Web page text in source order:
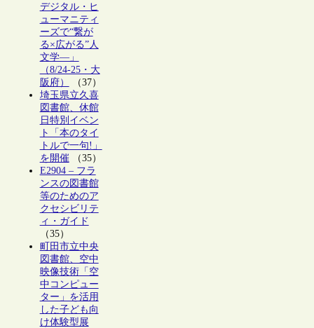
デジタル・ヒ
ューマニティ
ーズで“繋が
る×広がる”人
文学―」
（8/24-25・大
阪府）
（37）
埼玉県立久喜
図書館、休館
日特別イベン
ト「本のタイ
トルで一句!」
を開催（35）
E2904 – フラ
ンスの図書館
等のためのア
クセシビリテ
ィ・ガイド
（35）
町田市立中央
図書館、空中
映像技術「空
中コンピュー
ター」を活用
した子ども向
け体験型展